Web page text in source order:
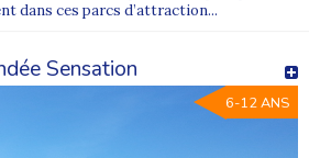
dans ces parcs d’attraction...
Sensation
6-12 ANS